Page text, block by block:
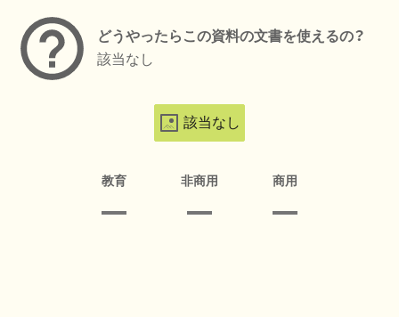
どうやったらこの資料の文書を使えるの？
該当なし
該当なし
教育 非商用 商用